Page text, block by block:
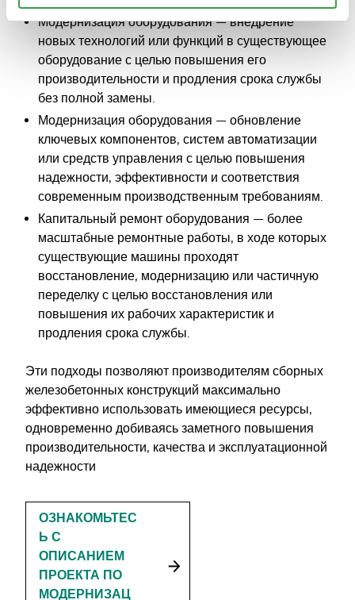
Модернизация оборудования — внедрение
новых технологий или функций в существующее
оборудование с целью повышения его
производительности и продления срока службы
без полной замены.
Модернизация оборудования — обновление
ключевых компонентов, систем автоматизации
или средств управления с целью повышения
надежности, эффективности и соответствия
современным производственным требованиям.
Капитальный ремонт оборудования — более
масштабные ремонтные работы, в ходе которых
существующие машины проходят
восстановление, модернизацию или частичную
переделку с целью восстановления или
повышения их рабочих характеристик и
продления срока службы.
Эти подходы позволяют производителям сборных
железобетонных конструкций максимально
эффективно использовать имеющиеся ресурсы,
одновременно добиваясь заметного повышения
производительности, качества и эксплуатационной
надежности
ОЗНАКОМЬТЕС
Ь С
ОПИСАНИЕМ
ПРОЕКТА ПО
МОДЕРНИЗАЦ